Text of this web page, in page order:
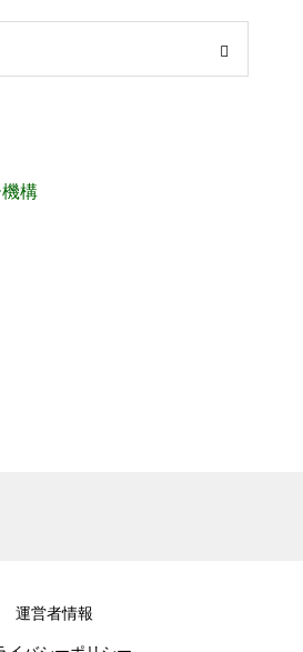
構
運営者情報